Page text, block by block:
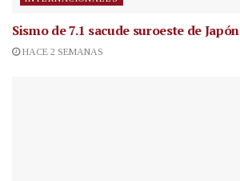
Sismo de 7.1 sacude suroeste de Japón
HACE 2 SEMANAS